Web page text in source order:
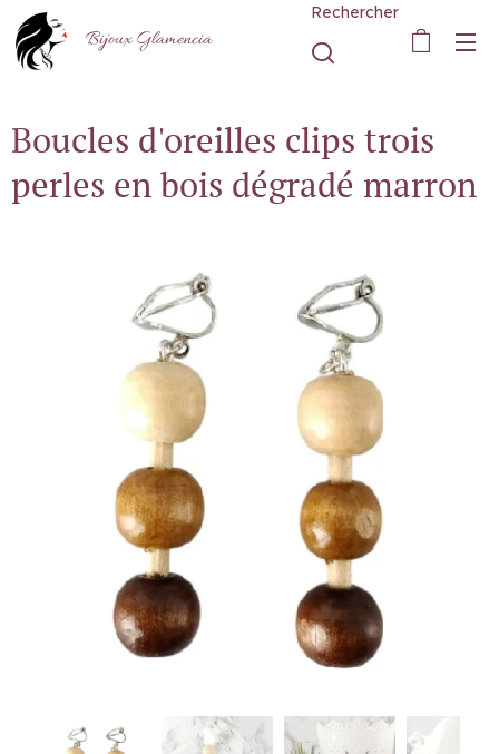
Bijoux Glamencia
Rechercher
Boucles d'oreilles clips trois
perles en bois dégradé marron